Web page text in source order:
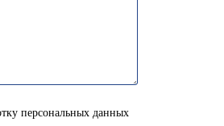
персональных данных